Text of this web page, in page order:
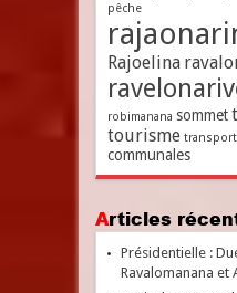
pêche
Rajoelina
robimanana sommet
tourisme transport
communales
Articles
Présidentielle :
Ravalomanana et